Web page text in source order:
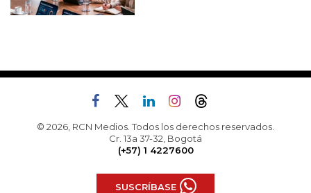
© 2026, RCN Medios. Todos los derechos reservados.
Cr. 13a 37-32, Bogotá
(+57) 1 4227600
SUSCRÍBASE